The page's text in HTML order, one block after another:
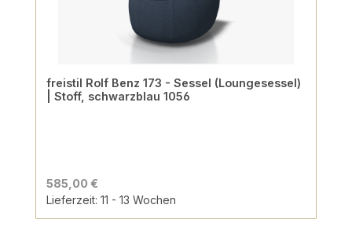
freistil Rolf Benz 173 - Sessel (Loungesessel)
| Stoff, schwarzblau 1056
585,00 €
Lieferzeit: 11 - 13 Wochen